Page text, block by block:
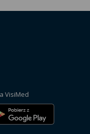
VisiMed